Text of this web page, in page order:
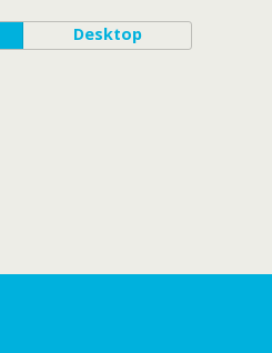
Desktop